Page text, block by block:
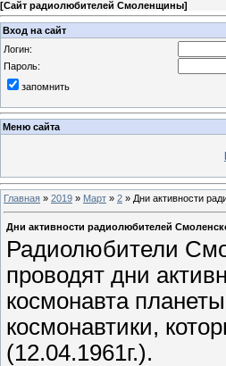
[Сайт радиолюбителей Смоленщины]
Вход на сайт
Логин:
Пароль:
запомнить
Меню сайта
Главная » 2019 » Март » 2 » Дни активности
Дни активности радиолюбителей
Радиолюбители
проводят дни
космонавта
космонавтики,
(12.04.1961г.).